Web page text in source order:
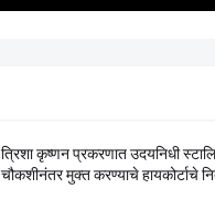
त्रिशा कृष्णन प्रकरणात उदयनिधी
चौकशीनंतर मुक्त करण्याचे हायकोर्टाचे